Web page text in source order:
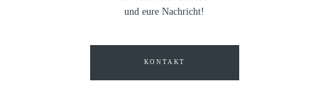
und eure Nachricht!
KONTAKT